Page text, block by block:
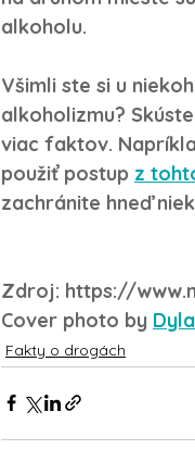
alkoholu.
Všimli ste si u
alkoholizmu?
viac faktov.
použiť postup z
zachránite hneď
Zdroj: https://
Cover photo by
Fakty o drogách